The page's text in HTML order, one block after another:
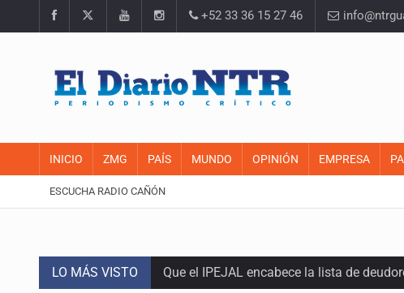
+52 33 36 15 27 46
INICIO ZMG PAÍS MUNDO OPINIÓN EMPRESA
ESCUCHA RADIO CAÑÓN
LO MÁS VISTO Que el IPEJAL encabece la lista de